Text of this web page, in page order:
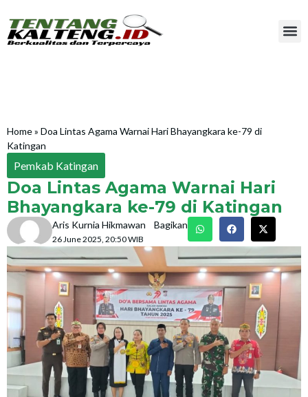
Home» Doa Lintas Agama Warnai Hari Bhayangkara ke-79 di
Katingan
Pemkab Katingan
Doa Lintas Agama Warnai Hari
Bhayangkara ke-79 di Katingan
Aris Kurnia Hikmawan
26 June 2025, 20:50 WIB
Bagikan